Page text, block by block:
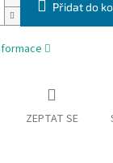
Přidat do
ZEPTAT SE